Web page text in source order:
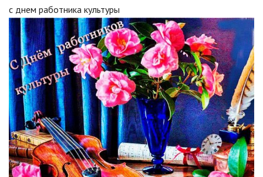
с днем работника культуры